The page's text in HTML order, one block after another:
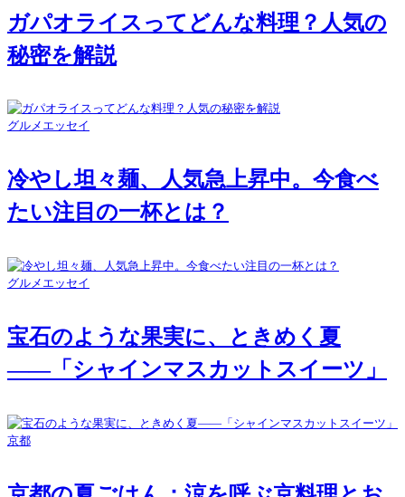
ガパオライスってどんな料理？人気の
秘密を解説
グルメエッセイ
冷やし坦々麺、人気急上昇中。今食べ
たい注目の一杯とは？
グルメエッセイ
宝石のような果実に、ときめく夏
――「シャインマスカットスイーツ」
京都